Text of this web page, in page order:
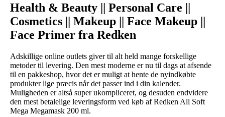
Health & Beauty || Personal Care ||
Cosmetics || Makeup || Face Makeup ||
Face Primer fra Redken
Adskillige online outlets giver til alt held mange forskellige
metoder til levering. Den mest moderne er nu til dags at afsende
til en pakkeshop, hvor det er muligt at hente de nyindkøbte
produkter lige præcis når det passer ind i din kalender.
Muligheden er altså super ukompliceret, og desuden endvidere
den mest betalelige leveringsform ved køb af Redken All Soft
Mega Megamask 200 ml.